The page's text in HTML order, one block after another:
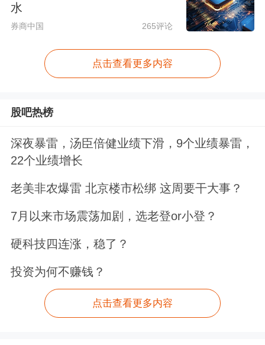
水
券商中国 265评论
点击查看更多内容
股吧热榜
深夜暴雷，汤臣倍健业绩下滑，9个业绩暴雷，
22个业绩增长
老美非农爆雷 北京楼市松绑 这周要干大事？
7月以来市场震荡加剧，选老登or小登？
硬科技四连涨，稳了？
投资为何不赚钱？
点击查看更多内容